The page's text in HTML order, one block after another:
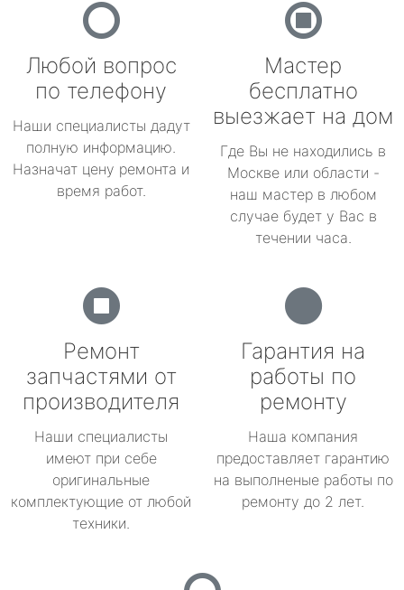
Любой вопрос
по телефону
Наши специалисты дадут
полную информацию.
Назначат цену ремонта и
время работ.
Мастер
бесплатно
выезжает на дом
Где Вы не находились в
Москве или области -
наш мастер в любом
случае будет у Вас в
течении часа.
Ремонт
запчастями от
производителя
Наши специалисты
имеют при себе
оригинальные
комплектующие от любой
техники.
Гарантия на
работы по
ремонту
Наша компания
предоставляет гарантию
на выполненые работы по
ремонту до 2 лет.